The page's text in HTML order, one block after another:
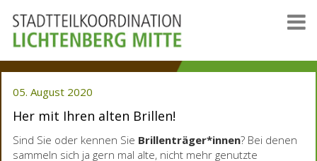
05. August 2020
Her mit Ihren alten Brillen!
Sind Sie oder kennen Sie Brillenträger*innen? Bei denen
sammeln sich ja gern mal alte, nicht mehr genutzte